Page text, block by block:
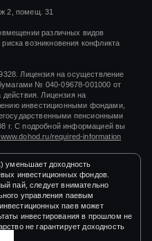
2, помещ. 31
различных видов
возникновения конфликта
Лицензия на осуществление
№ 040-09678-001000 от
действия. Лицензия на
инвестиционными фондами,
пенсионными
г. С подробной информацией вы
required-information
уменьшает доходность
инвестиционных фондов.
пай, следует внимательно
управления паевым
паев может
инвестирования в прошлом не
не гарантирует доходность